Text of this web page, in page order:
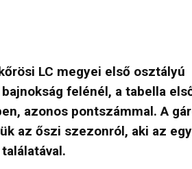
LC megyei első osztályú
felénél, a tabella
azonos pontszámmal. A
az őszi szezonról, aki az